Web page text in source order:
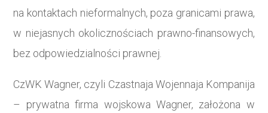
na kontaktach nieformalnych, poza granicami prawa,
w niejasnych okolicznościach prawno-finansowych,
bez odpowiedzialności prawnej.
CzWK Wagner, czyli Czastnaja Wojennaja Kompanija
– prywatna firma wojskowa Wagner, założona w